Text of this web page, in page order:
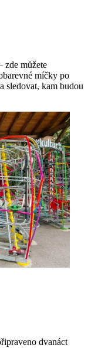
zde můžete
míčky po
sledovat, kam budou
dvanáct